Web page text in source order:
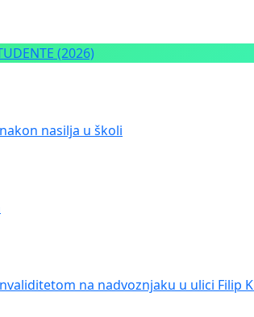
(2026)
nasilja u školi
na nadvoznjaku u ulici Filip